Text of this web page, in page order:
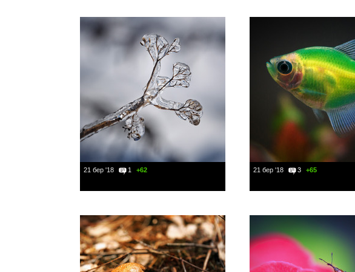
21 бер '18 1 +62 21 бер '18 3 +65